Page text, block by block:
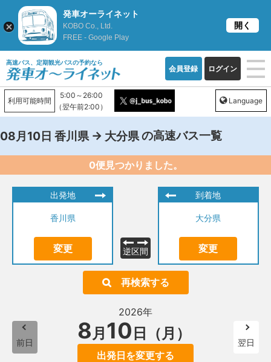
高速バス、定期観光バスの予約なら
会員登録 ログイン
利用可能時間
5:00～26:00
（翌午前2:00）
Language
08月10日 香川県 → 大分県の高速バス一覧
0便見つかりました。
出発地
香川県
変更 逆区間
到着地
大分県
変更
再検索する
前日
2026年
8月 10 日（月）
出発日を変更する
翌日
発車オーライネット
KOBO Co., Ltd.
FREE - Google Play
開く